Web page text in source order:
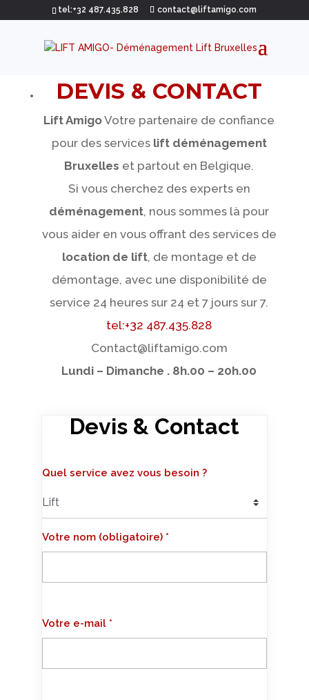
tel:+32 487.435.828 contact@liftamigo.com
DEVIS & CONTACT
Lift AmigoVotre partenaire de confiance
pour des services lift déménagement
Bruxelles et partout en Belgique.
Si vous cherchez des experts en
déménagement, nous sommes là pour
vous aider en vous offrant des services de
location de lift, de montage et de
démontage, avec une disponibilité de
service 24 heures sur 24 et 7 jours sur 7.
tel:+32 487.435.828
Contact@liftamigo.com
Lundi – Dimanche . 8h.00 – 20h.00
Devis & Contact
Quel service avez vous besoin ?
Votre nom (obligatoire) *
Votre e-mail *